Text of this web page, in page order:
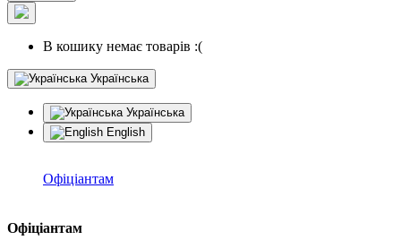
В кошику немає товарів :(
Українська
Українська
English
Офіціантам
Офіціантам